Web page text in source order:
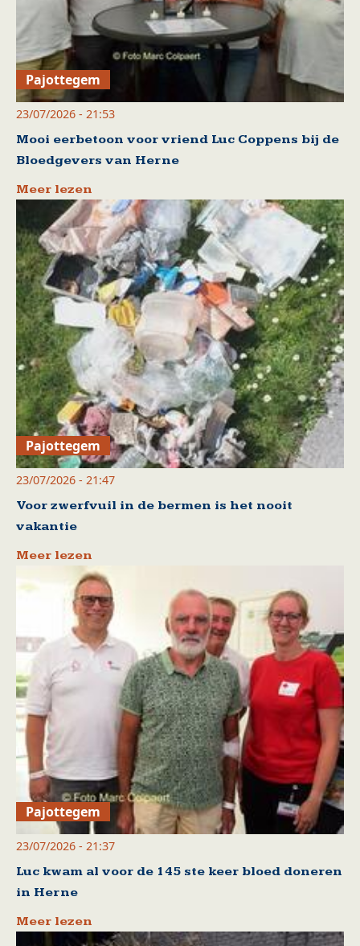
Pajottegem
23/07/2026 - 21:53
Mooi eerbetoon voor vriend Luc Coppens bij de
Bloedgevers van Herne
Meer lezen
Pajottegem
23/07/2026 - 21:47
Voor zwerfvuil in de bermen is het nooit
vakantie
Meer lezen
Pajottegem
23/07/2026 - 21:37
Luc kwam al voor de 145 ste keer bloed doneren
in Herne
Meer lezen